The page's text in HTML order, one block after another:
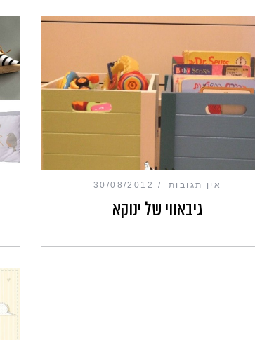
אין תגובות 30/08/2012
גיבאווי של ינוקא